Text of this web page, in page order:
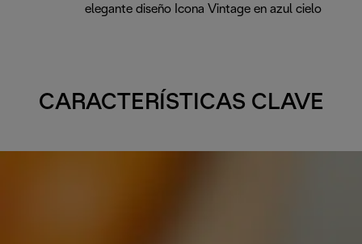
elegante diseño Icona Vintage en azul cielo
CARACTERÍSTICAS CLAVE